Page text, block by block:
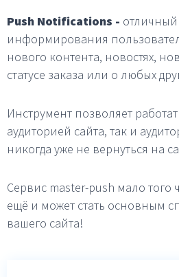
Push Notifications - отличный
информирования
нового контента, новостях,
статусе заказа или о любых
Инструмент позволяет
аудиторией сайта, так и
никогда уже не вернуться на
Сервис master-push мало того
ещё и может стать основным
вашего сайта!